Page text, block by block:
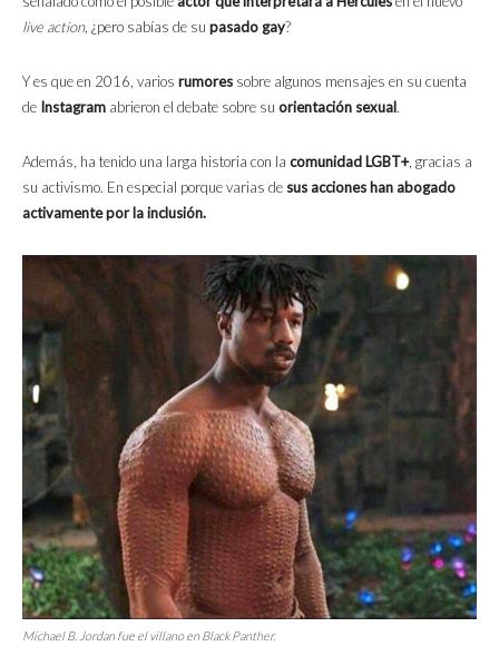
live action, ¿pero sabías de su pasado gay?
Y es que en 2016, varios rumores sobre algunos mensajes en su cuenta
de Instagram abrieron el debate sobre su orientación sexual.
Además, ha tenido una larga historia con la comunidad LGBT+, gracias a
su activismo. En especial porque varias de sus acciones han abogado
activamente por la inclusión.
Michael B. Jordan fue el villano en Black Panther.